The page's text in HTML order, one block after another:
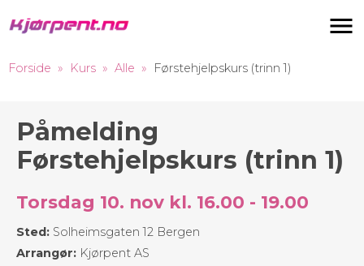
Forside Kurs Alle Førstehjelpskurs (trinn 1)
Påmelding
Førstehjelpskurs (trinn 1)
Torsdag 10. nov kl. 16.00 - 19.00
Sted: Solheimsgaten 12 Bergen
Arrangør: Kjørpent AS